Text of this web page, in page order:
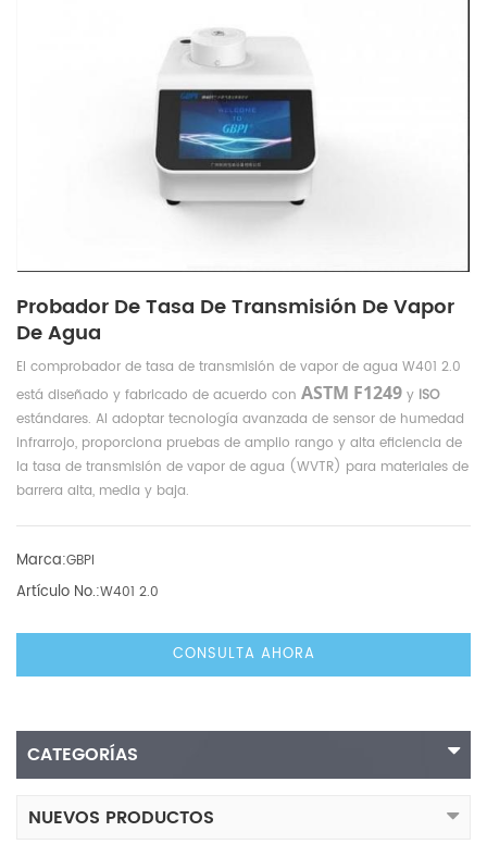
Probador De Tasa De Transmisión De Vapor
De Agua
El comprobador de tasa de transmisión de vapor de agua W401 2.0
está diseñado y fabricado de acuerdo con ASTM F1249 y ISO
estándares. Al adoptar tecnología avanzada de sensor de humedad
infrarrojo, proporciona pruebas de amplio rango y alta eficiencia de
la tasa de transmisión de vapor de agua (WVTR) para materiales de
barrera alta, media y baja.
Marca:GBPI
Artículo No.:W401 2.0
CONSULTA AHORA
CATEGORÍAS
NUEVOS PRODUCTOS